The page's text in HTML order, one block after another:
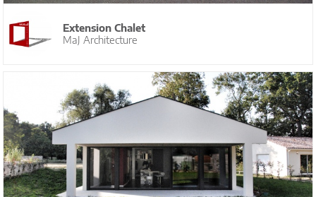
Extension Chalet
MaJ Architecture